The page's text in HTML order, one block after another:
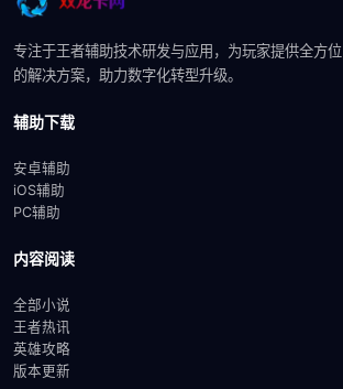
专注于王者辅助技术研发与应用，为玩家提供全方位
的解决方案，助力数字化转型升级。
辅助下载
安卓辅助
iOS辅助
PC辅助
内容阅读
全部小说
王者热讯
英雄攻略
版本更新